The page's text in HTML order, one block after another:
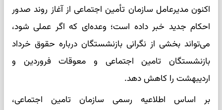
اکنون مدیرعامل سازمان تأمین اجتماعی از آغاز روند صدور
احکام جدید خبر داده است؛ وعده‌ای که اگر عملی شود،
می‌تواند بخشی از نگرانی بازنشستگان درباره حقوق خرداد
بازنشستگان تامین اجتماعی و معوقات فروردین و
اردیبهشت را کاهش دهد.
بر اساس اطلاعیه رسمی سازمان تامین اجتماعی،